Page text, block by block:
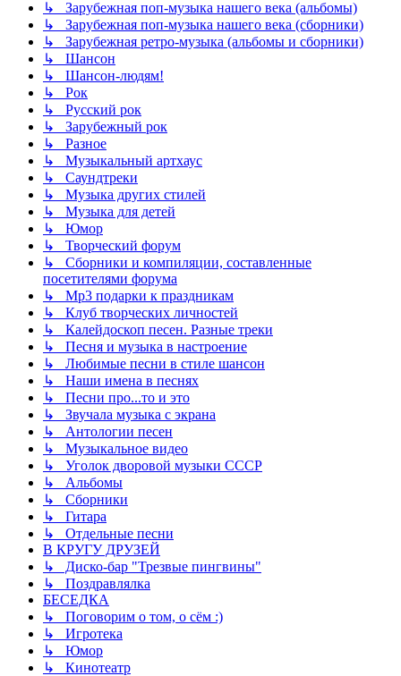
↳ Зарубежная поп-музыка нашего века (альбомы)
↳ Зарубежная поп-музыка нашего века (сборники)
↳ Зарубежная ретро-музыка (альбомы и сборники)
↳ Шансон
↳ Шансон-людям!
↳ Рок
↳ Русский рок
↳ Зарубежный рок
↳ Разное
↳ Музыкальный артхаус
↳ Саундтреки
↳ Музыка других стилей
↳ Музыка для детей
↳ Юмор
↳ Творческий форум
↳ Сборники и компиляции, составленные
посетителями форума
↳ Mp3 подарки к праздникам
↳ Клуб творческих личностей
↳ Калейдоскоп песен. Разные треки
↳ Песня и музыка в настроение
↳ Любимые песни в стиле шансон
↳ Наши имена в песнях
↳ Песни про...то и это
↳ Звучала музыка с экрана
↳ Антологии песен
↳ Музыкальное видео
↳ Уголок дворовой музыки СССР
↳ Альбомы
↳ Сборники
↳ Гитара
↳ Отдельные песни
В КРУГУ ДРУЗЕЙ
↳ Диско-бар "Трезвые пингвины"
↳ Поздравлялка
БЕСЕДКА
↳ Поговорим о том, о сём :)
↳ Игротека
↳ Юмор
↳ Кинотеатр